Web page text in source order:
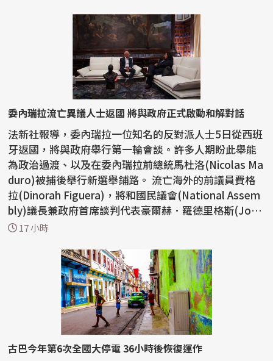
委內瑞拉流亡異議人士返國 將與政府正式啟動和解對話
法新社報導，委內瑞拉一位知名的反對派人士5日從西班
牙返國，將與政府舉行第一輪會談。許多人期盼此舉能
為政治過渡、以及在委內瑞拉前總統馬杜洛(Nicolas Ma
duro)被捕後舉行新選舉鋪路。 流亡海外的前議員費格
拉(Dinorah Figuera)，將和國民議會(National Assem
bly)議長兼政府首席談判代表豪爾赫．羅德里格斯(Jorg
e ...17 小時
古巴今年第6次全國大停電 36小時後恢復運作